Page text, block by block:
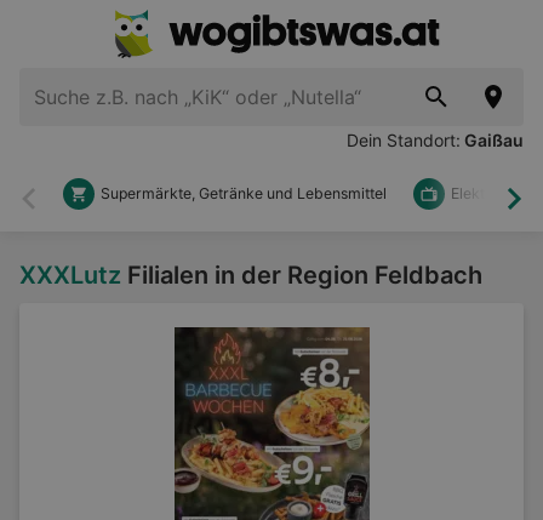
Dein Standort: Gaißau
Zurück
Supermärkte, Getränke und Lebensmittel Elektronik
XXXLutz Filialen in der Region Feldbach